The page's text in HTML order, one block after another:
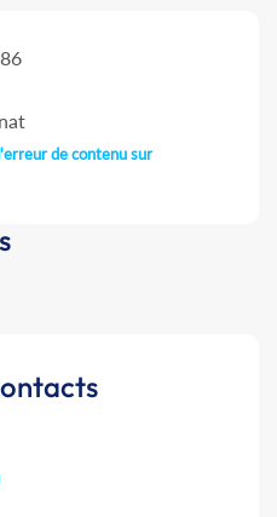
de contenu sur